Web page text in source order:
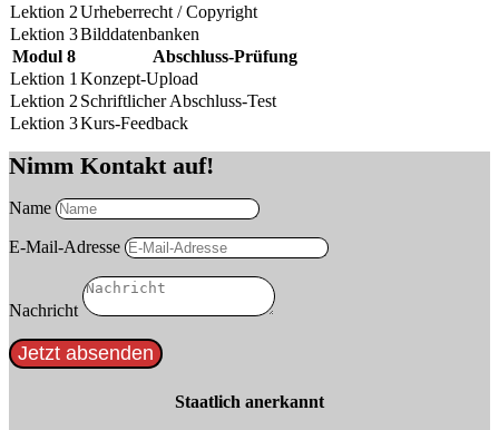
Lektion 2Urheberrecht / Copyright
Lektion 3Bilddatenbanken
Modul 8
Abschluss-Prüfung
Lektion 1 Konzept-Upload
Lektion 2 Schriftlicher Abschluss-Test
Lektion 3Kurs-Feedback
Nimm Kontakt auf!
Name
E-Mail-Adresse
Nachricht
Jetzt absenden
Staatlich anerkannt